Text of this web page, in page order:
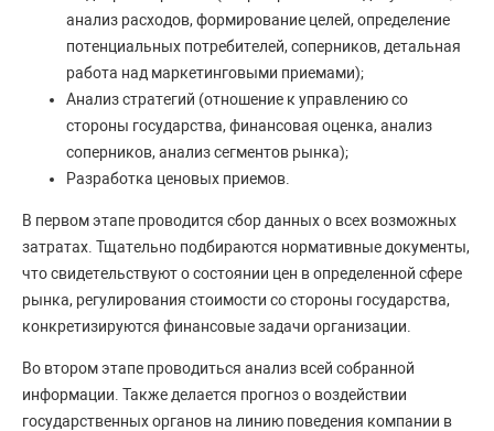
анализ расходов, формирование целей, определение
потенциальных потребителей, соперников, детальная
работа над маркетинговыми приемами);
Анализ стратегий (отношение к управлению со
стороны государства, финансовая оценка, анализ
соперников, анализ сегментов рынка);
Разработка ценовых приемов.
В первом этапе проводится сбор данных о всех возможных
затратах. Тщательно подбираются нормативные документы,
что свидетельствуют о состоянии цен в определенной сфере
рынка, регулирования стоимости со стороны государства,
конкретизируются финансовые задачи организации.
Во втором этапе проводиться анализ всей собранной
информации. Также делается прогноз о воздействии
государственных органов на линию поведения компании в